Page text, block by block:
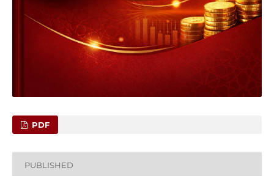
PDF
PUBLISHED